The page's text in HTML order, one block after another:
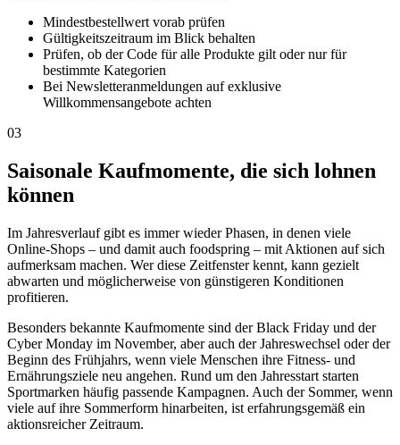
Mindestbestellwert vorab prüfen
Gültigkeitszeitraum im Blick behalten
Prüfen, ob der Code für alle Produkte gilt oder nur für
bestimmte Kategorien
Bei Newsletteranmeldungen auf exklusive
Willkommensangebote achten
03
Saisonale Kaufmomente, die sich lohnen
können
Im Jahresverlauf gibt es immer wieder Phasen, in denen viele
Online-Shops – und damit auch foodspring – mit Aktionen auf sich
aufmerksam machen. Wer diese Zeitfenster kennt, kann gezielt
abwarten und möglicherweise von günstigeren Konditionen
profitieren.
Besonders bekannte Kaufmomente sind der Black Friday und der
Cyber Monday im November, aber auch der Jahreswechsel oder der
Beginn des Frühjahrs, wenn viele Menschen ihre Fitness- und
Ernährungsziele neu angehen. Rund um den Jahresstart starten
Sportmarken häufig passende Kampagnen. Auch der Sommer, wenn
viele auf ihre Sommerform hinarbeiten, ist erfahrungsgemäß ein
aktionsreicher Zeitraum.